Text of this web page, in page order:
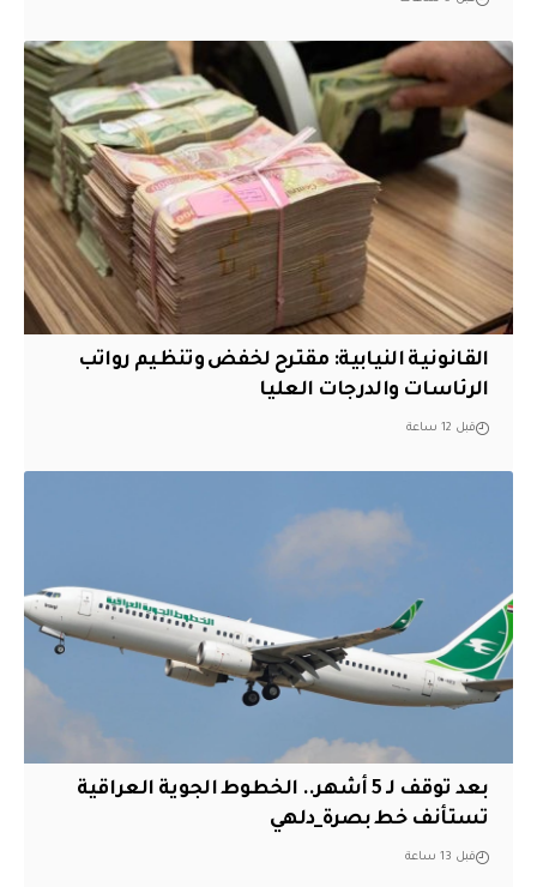
القانونية النيابية: مقترح لخفض وتنظيم رواتب
الرئاسات والدرجات العليا
قبل 12 ساعة
بعد توقف لـ 5 أشهر.. الخطوط الجوية العراقية
تستأنف خط بصرة_دلهي
قبل 13 ساعة